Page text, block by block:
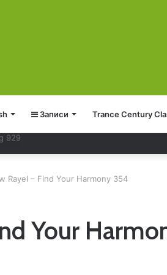
Записи Trance Century
1289
Rayel – Find Your Harmony 354
Your